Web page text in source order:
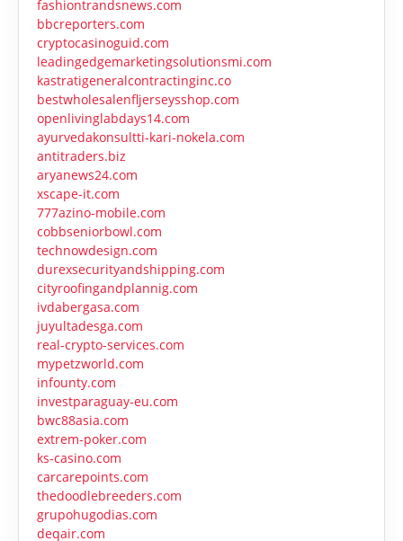
fashiontrandsnews.com
bbcreporters.com
cryptocasinoguid.com
leadingedgemarketingsolutionsmi.com
kastratigeneralcontractinginc.co
bestwholesalenfljerseysshop.com
openlivinglabdays14.com
ayurvedakonsultti-kari-nokela.com
antitraders.biz
aryanews24.com
xscape-it.com
777azino-mobile.com
cobbseniorbowl.com
technowdesign.com
durexsecurityandshipping.com
cityroofingandplannig.com
ivdabergasa.com
juyultadesga.com
real-crypto-services.com
mypetzworld.com
infounty.com
investparaguay-eu.com
bwc88asia.com
extrem-poker.com
ks-casino.com
carcarepoints.com
thedoodlebreeders.com
grupohugodias.com
deqair.com